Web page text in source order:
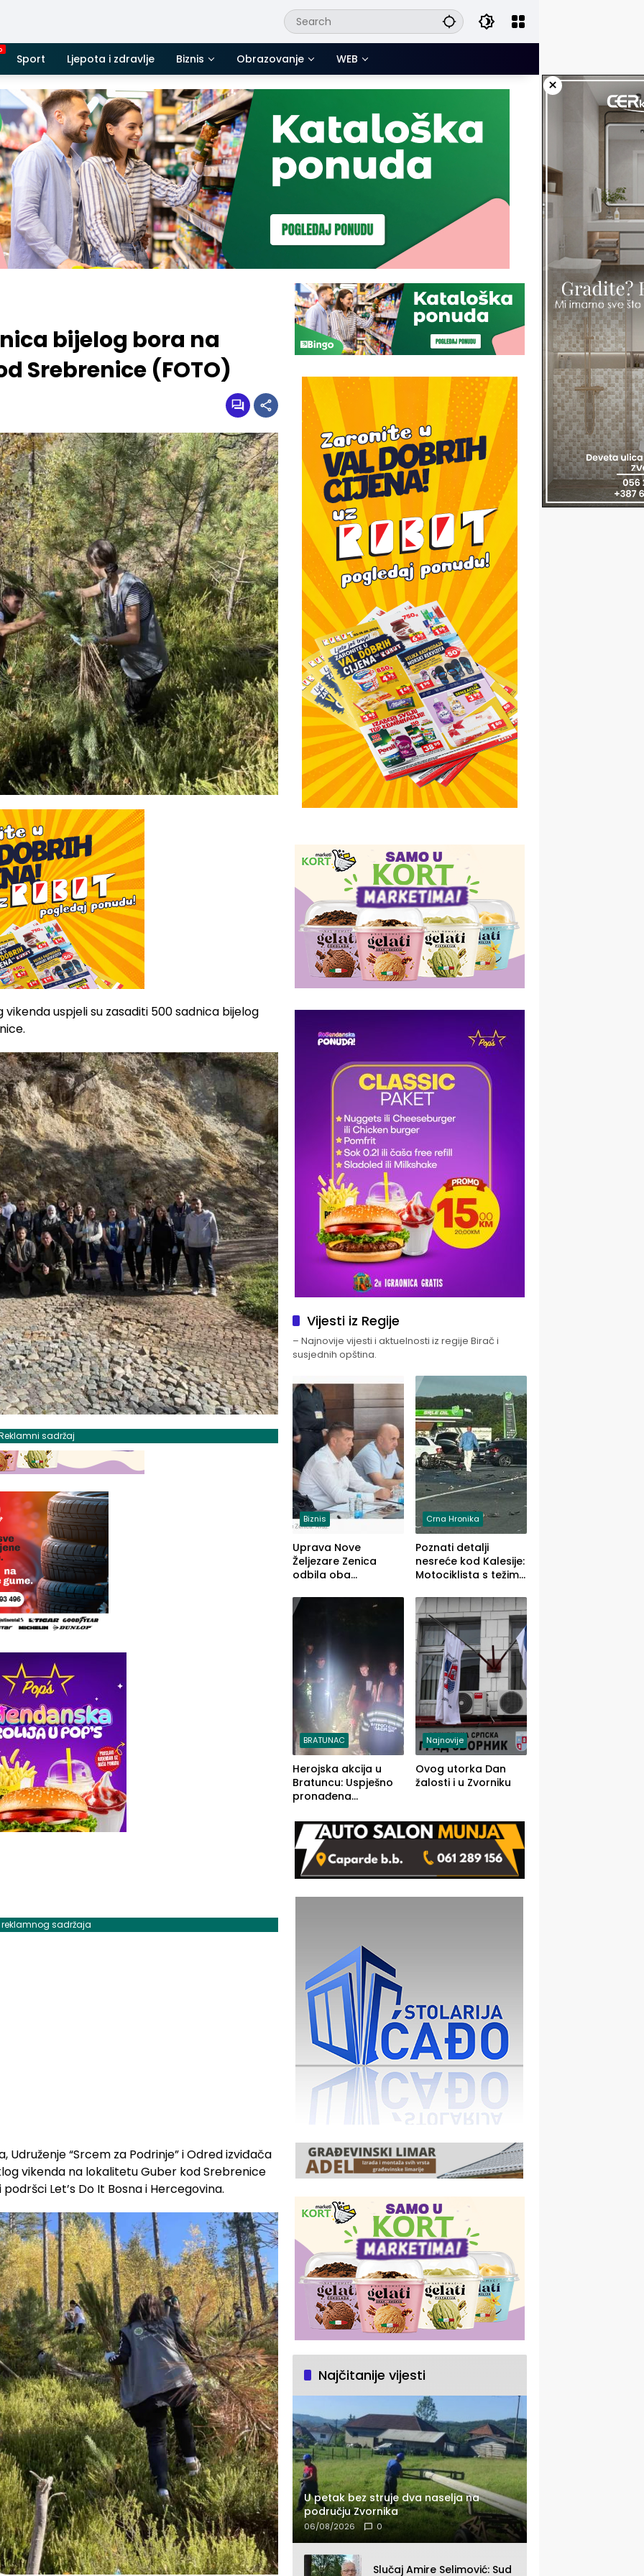
Sport Ljepota i zdravlje Biznis Obrazovanje WEB
×
bijelog bora na
Srebrenice (FOTO)
uspjeli su zasaditi 500 sadnica bijelog
sadržaj
reklamnog sadržaja
Udruženje “Srcem za Podrinje” i Odred izviđača
vikenda na lokalitetu Guber kod Srebrenice
Let’s Do It Bosna i Hercegovina.
Vijesti iz Regije
– Najnovije vijesti i aktuelnosti iz regije Birač i
susjednih opština.
Biznis
Uprava Nove
Željezare Zenica
odbila oba
FBiH: Ustrajni da je
stečaj jedino rješenje
Crna Hronika
Poznati detalji
nesreće kod Kalesije:
Motociklista s težim,
lakšim povredama
BRATUNAC
Herojska akcija u
Bratuncu: Uspješno
pronađena
a Ivanka Lazić,
rodom iz Kravice.
Najnovije
Ovog utorka Dan
žalosti i u Zvorniku
Najčitanije vijesti
U petak bez struje dva naselja na
području Zvornika
06/08/2026 0
Slučaj Amire Selimović: Sud